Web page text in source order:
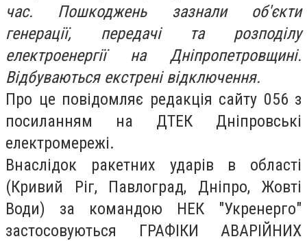
час. Пошкоджень зазнали об'єкти
генерації, передачі та розподілу
електроенергії на Дніпропетровщині.
Відбуваються екстрені відключення.
Про це повідомляє редакція сайту 056 з
посиланням на ДТЕК Дніпровські
електромережі.
Внаслідок ракетних ударів в області
(Кривий Ріг, Павлоград, Дніпро, Жовті
Води) за командою НЕК "Укренерго"
застосовуються ГРАФІКИ АВАРІЙНИХ